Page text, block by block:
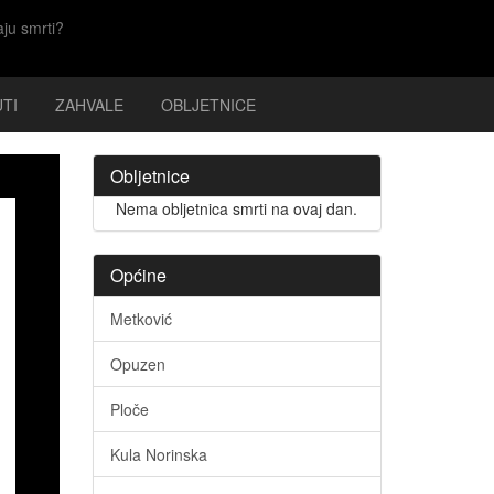
smrti?
ZAHVALE OBLJETNICE
Obljetnice
Nema obljetnica smrti na ovaj dan.
Općine
Metković
Opuzen
Ploče
Kula Norinska